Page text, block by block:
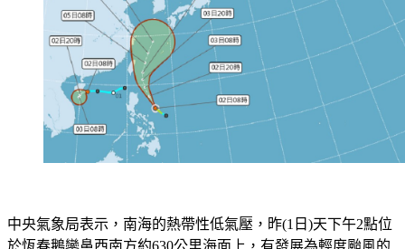
中央氣象局表示，南海的熱帶性低氣壓，昨(1日)天下午2點位
於恆春鵝鑾鼻西南方約630公里海面上，有發展為輕度颱風的